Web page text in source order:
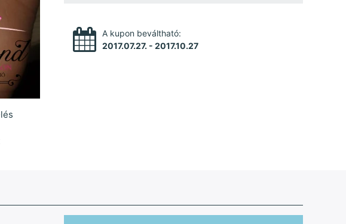
A kupon beváltható:
2017.07.27. - 2017.10.27